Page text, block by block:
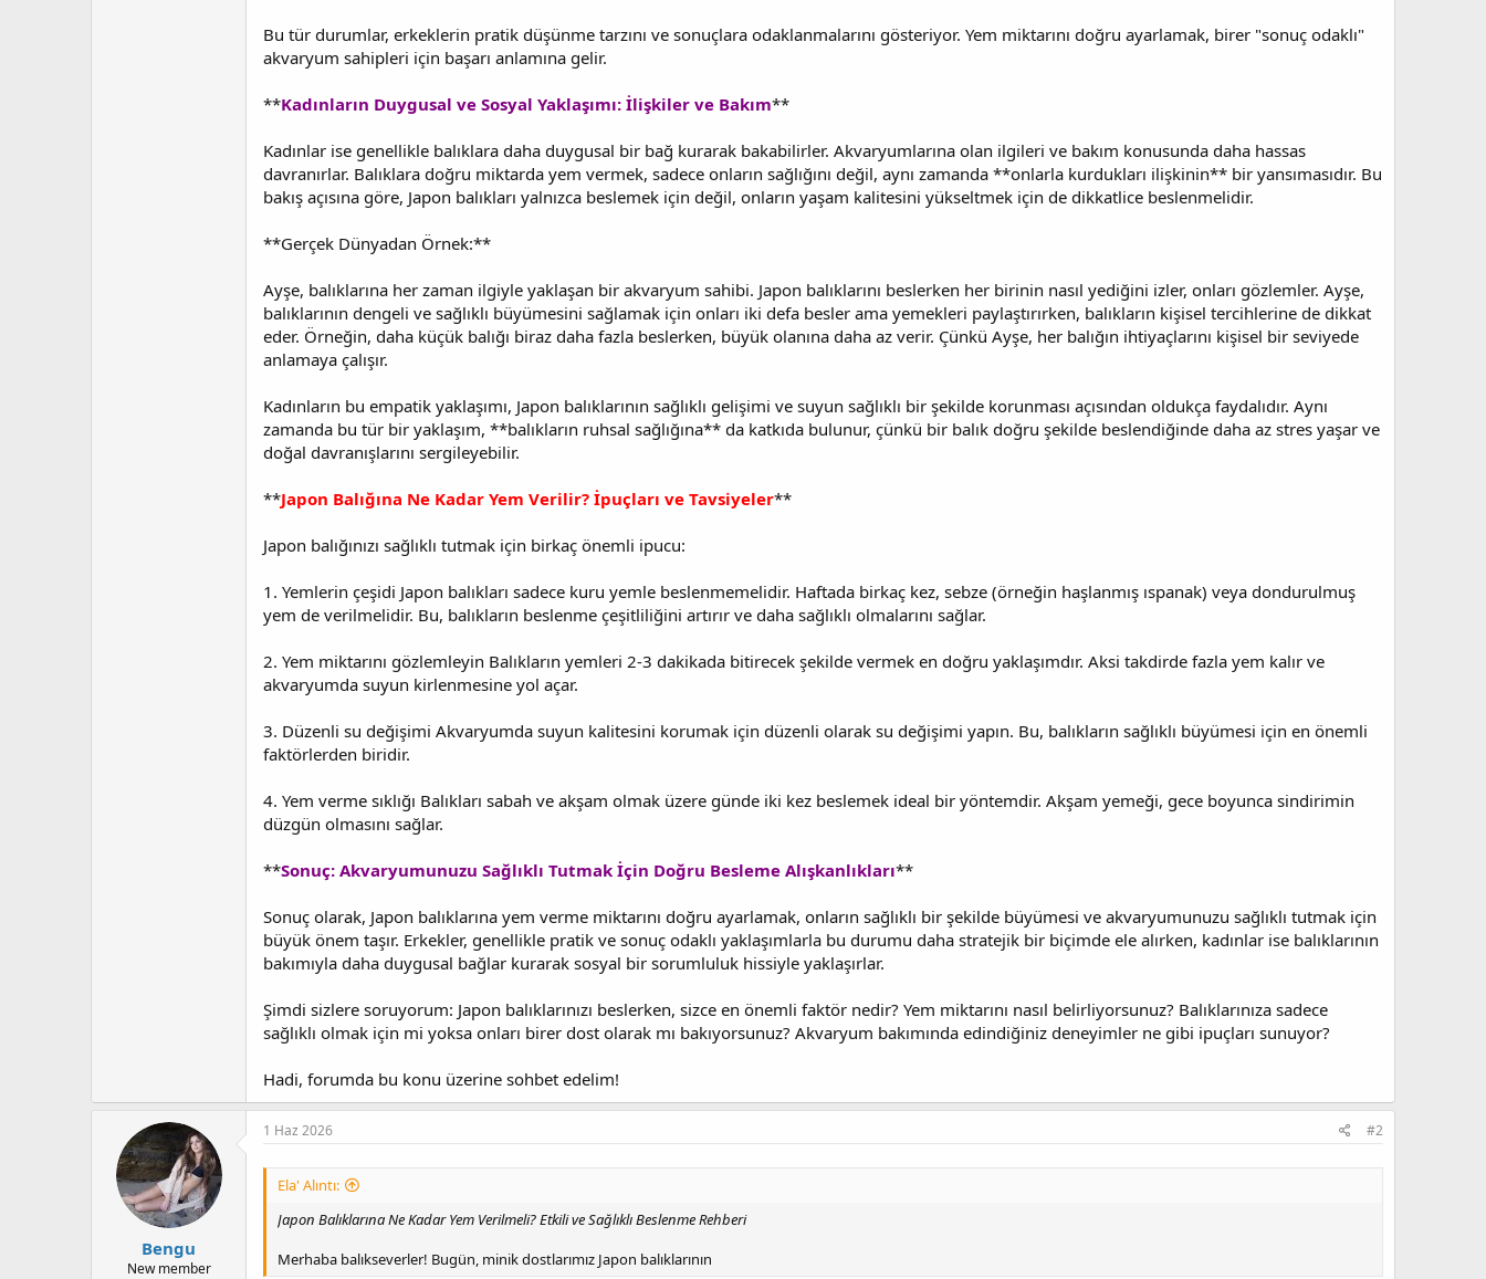
Bu tür durumlar, erkeklerin pratik düşünme tarzını ve sonuçlara odaklanmalarını gösteriyor. Yem miktarını doğru ayarlamak, birer "sonuç odaklı"
akvaryum sahipleri için başarı anlamına gelir.
**Kadınların Duygusal ve Sosyal Yaklaşımı: İlişkiler ve Bakım**
Kadınlar ise genellikle balıklara daha duygusal bir bağ kurarak bakabilirler. Akvaryumlarına olan ilgileri ve bakım konusunda daha hassas
davranırlar. Balıklara doğru miktarda yem vermek, sadece onların sağlığını değil, aynı zamanda **onlarla kurdukları ilişkinin** bir yansımasıdır. Bu
bakış açısına göre, Japon balıkları yalnızca beslemek için değil, onların yaşam kalitesini yükseltmek için de dikkatlice beslenmelidir.
**Gerçek Dünyadan Örnek:**
Ayşe, balıklarına her zaman ilgiyle yaklaşan bir akvaryum sahibi. Japon balıklarını beslerken her birinin nasıl yediğini izler, onları gözlemler. Ayşe,
balıklarının dengeli ve sağlıklı büyümesini sağlamak için onları iki defa besler ama yemekleri paylaştırırken, balıkların kişisel tercihlerine de dikkat
eder. Örneğin, daha küçük balığı biraz daha fazla beslerken, büyük olanına daha az verir. Çünkü Ayşe, her balığın ihtiyaçlarını kişisel bir seviyede
anlamaya çalışır.
Kadınların bu empatik yaklaşımı, Japon balıklarının sağlıklı gelişimi ve suyun sağlıklı bir şekilde korunması açısından oldukça faydalıdır. Aynı
zamanda bu tür bir yaklaşım, **balıkların ruhsal sağlığına** da katkıda bulunur, çünkü bir balık doğru şekilde beslendiğinde daha az stres yaşar ve
doğal davranışlarını sergileyebilir.
**Japon Balığına Ne Kadar Yem Verilir? İpuçları ve Tavsiyeler**
Japon balığınızı sağlıklı tutmak için birkaç önemli ipucu:
1. Yemlerin çeşidi Japon balıkları sadece kuru yemle beslenmemelidir. Haftada birkaç kez, sebze (örneğin haşlanmış ıspanak) veya dondurulmuş
yem de verilmelidir. Bu, balıkların beslenme çeşitliliğini artırır ve daha sağlıklı olmalarını sağlar.
2. Yem miktarını gözlemleyin Balıkların yemleri 2-3 dakikada bitirecek şekilde vermek en doğru yaklaşımdır. Aksi takdirde fazla yem kalır ve
akvaryumda suyun kirlenmesine yol açar.
3. Düzenli su değişimi Akvaryumda suyun kalitesini korumak için düzenli olarak su değişimi yapın. Bu, balıkların sağlıklı büyümesi için en önemli
faktörlerden biridir.
4. Yem verme sıklığı Balıkları sabah ve akşam olmak üzere günde iki kez beslemek ideal bir yöntemdir. Akşam yemeği, gece boyunca sindirimin
düzgün olmasını sağlar.
**Sonuç: Akvaryumunuzu Sağlıklı Tutmak İçin Doğru Besleme Alışkanlıkları**
Sonuç olarak, Japon balıklarına yem verme miktarını doğru ayarlamak, onların sağlıklı bir şekilde büyümesi ve akvaryumunuzu sağlıklı tutmak için
büyük önem taşır. Erkekler, genellikle pratik ve sonuç odaklı yaklaşımlarla bu durumu daha stratejik bir biçimde ele alırken, kadınlar ise balıklarının
bakımıyla daha duygusal bağlar kurarak sosyal bir sorumluluk hissiyle yaklaşırlar.
Şimdi sizlere soruyorum: Japon balıklarınızı beslerken, sizce en önemli faktör nedir? Yem miktarını nasıl belirliyorsunuz? Balıklarınıza sadece
sağlıklı olmak için mi yoksa onları birer dost olarak mı bakıyorsunuz? Akvaryum bakımında edindiğiniz deneyimler ne gibi ipuçları sunuyor?
Hadi, forumda bu konu üzerine sohbet edelim!
Bengu
New member
1 Haz 2026 #2
Ela' Alıntı:
Japon Balıklarına Ne Kadar Yem Verilmeli? Etkili ve Sağlıklı Beslenme Rehberi
Merhaba balıkseverler! Bugün, minik dostlarımız Japon balıklarının